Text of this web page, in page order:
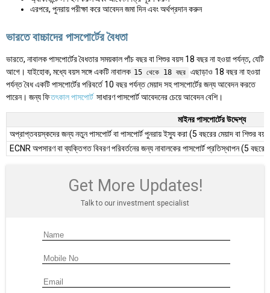
এরপরে, পুনরায় পরীক্ষা করে আবেদন জমা দিন এবং অর্থপ্রদান করুন
ভারতে বাচ্চাদের পাসপোর্টের বৈধতা
ভারতে, নাবালক পাসপোর্টের বৈধতার সময়কাল পাঁচ বছর বা শিশুর বয়স 18 বছর না হওয়া পর্যন্ত, যেটি
আগে। যাইহোক, মধ্যে বয়স সঙ্গে একটি নাবালক 15 থেকে 18 বছর এছাড়াও 18 বছর না হওয়া
পর্যন্ত বৈধ একটি পাসপোর্টের পরিবর্তে 10 বছর পর্যন্ত মেয়াদ সহ পাসপোর্টের জন্য আবেদন করতে
পারেন। জন্য ফিতৎকাল পাসপোর্ট সাধারণ পাসপোর্ট আবেদনের চেয়ে আবেদন বেশি।
মাইনর পাসপোর্টের উদ্দেশ্য
অপ্রাপ্তবয়স্কদের জন্য নতুন পাসপোর্ট বা পাসপোর্ট পুনরায় ইস্যু করা (5 বছরের মেয়াদ বা শিশুর
ECNR অপসারণ বা ব্যক্তিগত বিবরণ পরিবর্তনের জন্য নাবালকের পাসপোর্ট প্রতিস্থাপন (5
Get More Updates!
Talk to our investment specialist